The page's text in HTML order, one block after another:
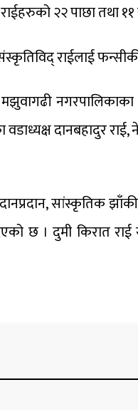
२२ पाछा तथा
राईलाई
दानबहादुर
सांस्कृतिक झाँकी
छ । दुमी किरात राई